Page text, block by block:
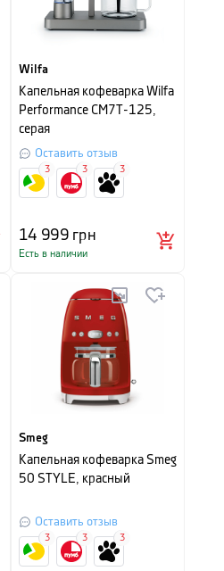
Wilfa
Капельная кофеварка Wilfa
Performance CM7T-125,
серая
Оставить отзыв
14 999грн
Есть в наличии
3 3 3
Smeg
Капельная кофеварка Smeg
50 STYLE, красный
Оставить отзыв
3 3 3